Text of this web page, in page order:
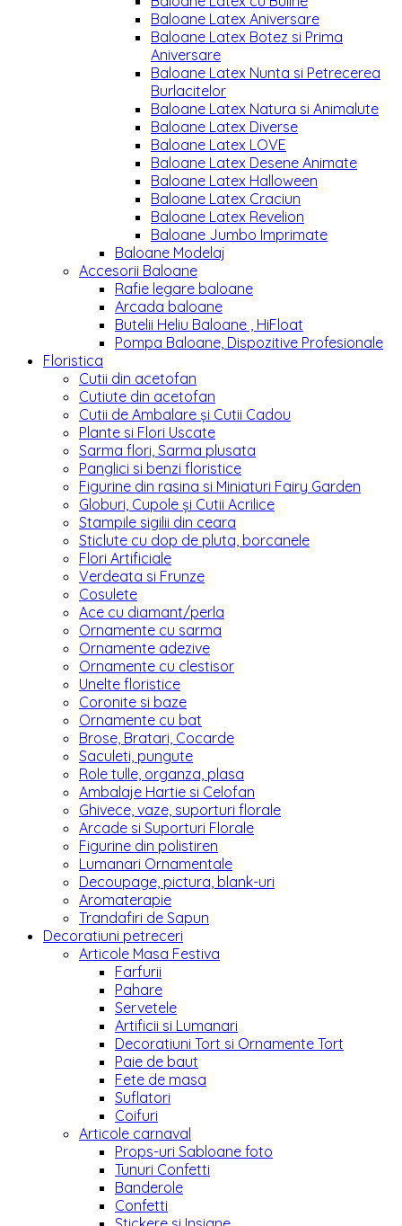
Baloane Latex Aniversare
Baloane Latex Botez si Prima
Aniversare
Baloane Latex Nunta si Petrecerea
Burlacitelor
Baloane Latex Natura si Animalute
Baloane Latex Diverse
Baloane Latex LOVE
Baloane Latex Desene Animate
Baloane Latex Halloween
Baloane Latex Craciun
Baloane Latex Revelion
Baloane Jumbo Imprimate
Baloane Modelaj
Accesorii Baloane
Rafie legare baloane
Arcada baloane
Butelii Heliu Baloane , HiFloat
Pompa Baloane, Dispozitive Profesionale
Floristica
Cutii din acetofan
Cutiute din acetofan
Cutii de Ambalare și Cutii Cadou
Plante si Flori Uscate
Sarma flori, Sarma plusata
Panglici si benzi floristice
Figurine din rasina si Miniaturi Fairy Garden
Globuri, Cupole și Cutii Acrilice
Stampile sigilii din ceara
Sticlute cu dop de pluta, borcanele
Flori Artificiale
Verdeata si Frunze
Cosulete
Ace cu diamant/perla
Ornamente cu sarma
Ornamente adezive
Ornamente cu clestisor
Unelte floristice
Coronite si baze
Ornamente cu bat
Brose, Bratari, Cocarde
Saculeti, pungute
Role tulle, organza, plasa
Ambalaje Hartie si Celofan
Ghivece, vaze, suporturi florale
Arcade si Suporturi Florale
Figurine din polistiren
Lumanari Ornamentale
Decoupage, pictura, blank-uri
Aromaterapie
Trandafiri de Sapun
Decoratiuni petreceri
Articole Masa Festiva
Farfurii
Pahare
Servetele
Artificii si Lumanari
Decoratiuni Tort si Ornamente Tort
Paie de baut
Fete de masa
Suflatori
Coifuri
Articole carnaval
Props-uri Sabloane foto
Tunuri Confetti
Banderole
Confetti